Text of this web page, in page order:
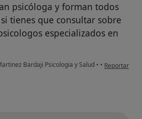
psicóloga y forman todos
tienes que consultar sobre
especializados en
Bardaji Psicologia y Salud • • en opinión
Reportar